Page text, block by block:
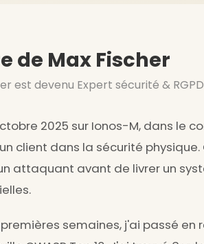
de Max Fischer
est devenu Expert sécurité & RGPD
2025 sur Ionos-M, dans le
client dans la sécurité
attaquant avant de livrer un
semaines, j'ai passé en